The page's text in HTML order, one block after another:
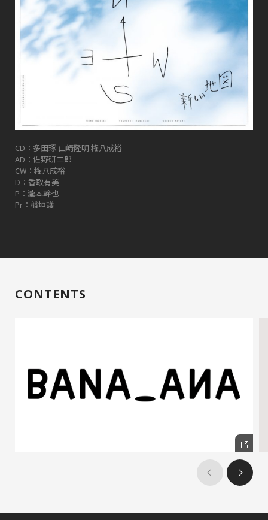
CD：多田琢 山崎隆明 権八成裕
AD：佐野研二郎
CW：権八成裕
D：香取有美
P：瀧本幹也
Pr：稲垣護
CONTENTS